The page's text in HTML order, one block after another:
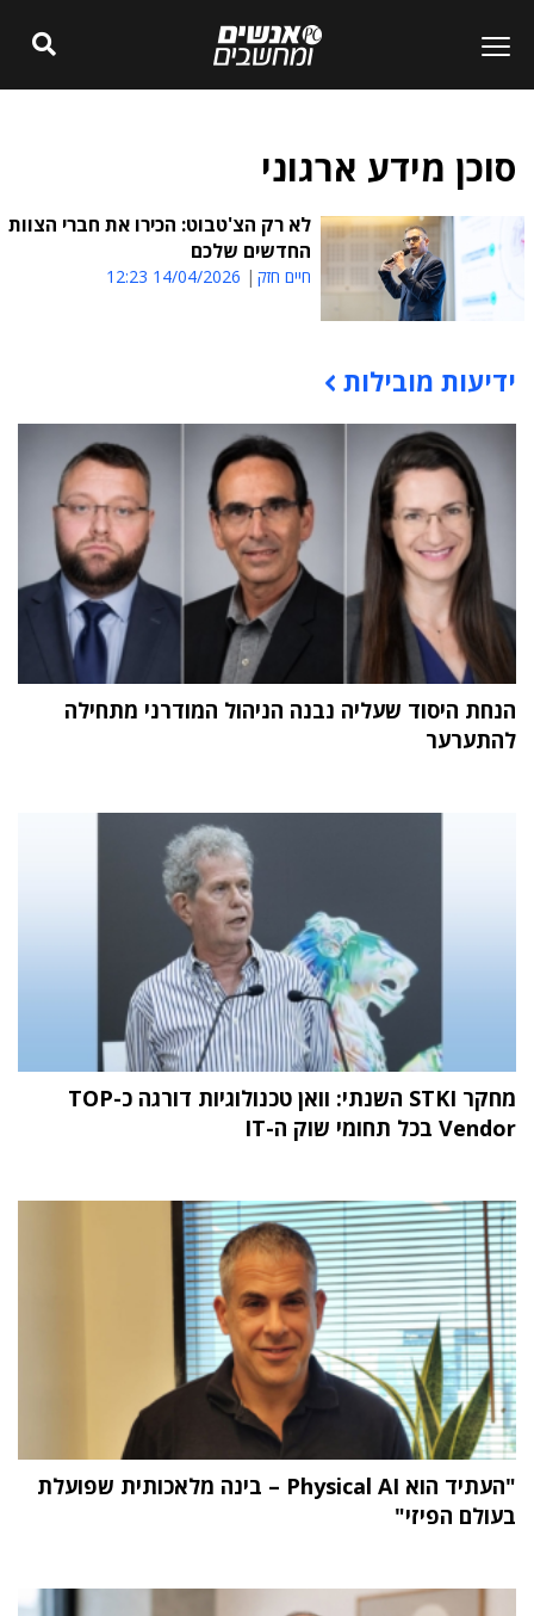
סוכן מידע ארגוני
לא רק הצ'טבוט: הכירו את חברי הצוות
החדשים שלכם
חיים חזק 14/04/2026 12:23
תוכן פרסומי
ידיעות מובילות
הנחת היסוד שעליה נבנה הניהול המודרני מתחילה
להתערער
מחקר STKI השנתי: וואן טכנולוגיות דורגה כ-TOP
Vendor בכל תחומי שוק ה-IT
"העתיד הוא Physical AI – בינה מלאכותית שפועלת
בעולם הפיזי"